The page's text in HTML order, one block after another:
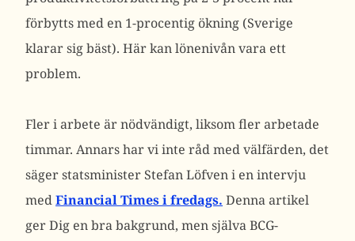
förbytts med en 1-procentig ökning (Sverige
klarar sig bäst). Här kan lönenivån vara ett
problem.
Fler i arbete är nödvändigt, liksom fler arbetade
timmar. Annars har vi inte råd med välfärden, det
säger statsminister Stefan Löfven i en intervju
medFinancial Times i fredags. Denna artikel
ger Dig en bra bakgrund, men själva BCG-